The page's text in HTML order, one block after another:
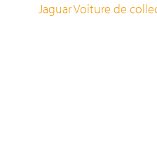
Jaguar Voiture de